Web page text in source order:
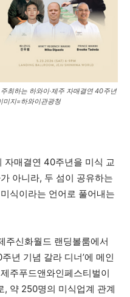
최하는 하와이·제주 자매결연 40주년
미지=하와이관광청
자매결연 40주년을 미식 교
아니라, 두 섬이 공유하는
식이라는 언어로 풀어내는
주신화월드 랜딩볼룸에서
년 기념 갈라 디너’에 메인
주푸드앤와인페스티벌이
, 약 250명의 미식업계 관계